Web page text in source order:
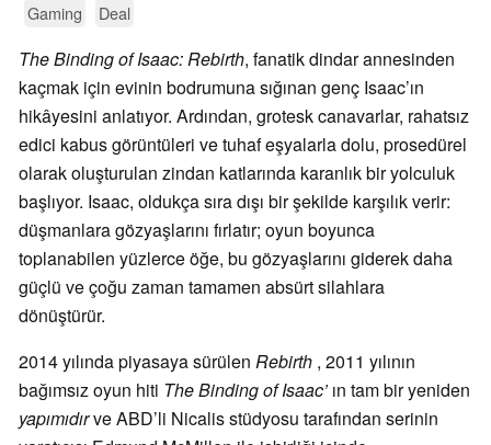
Gaming Deal
The Binding of Isaac: Rebirth, fanatik dindar annesinden
kaçmak için evinin bodrumuna sığınan genç Isaac’ın
hikâyesini anlatıyor. Ardından, grotesk canavarlar, rahatsız
edici kabus görüntüleri ve tuhaf eşyalarla dolu, prosedürel
olarak oluşturulan zindan katlarında karanlık bir yolculuk
başlıyor. Isaac, oldukça sıra dışı bir şekilde karşılık verir:
düşmanlara gözyaşlarını fırlatır; oyun boyunca
toplanabilen yüzlerce öğe, bu gözyaşlarını giderek daha
güçlü ve çoğu zaman tamamen absürt silahlara
dönüştürür.
2014 yılında piyasaya sürülen Rebirth , 2011 yılının
bağımsız oyun hiti The Binding of Isaac’ ın tam bir yeniden
yapımıdırve ABD’li Nicalis stüdyosu tarafından serinin